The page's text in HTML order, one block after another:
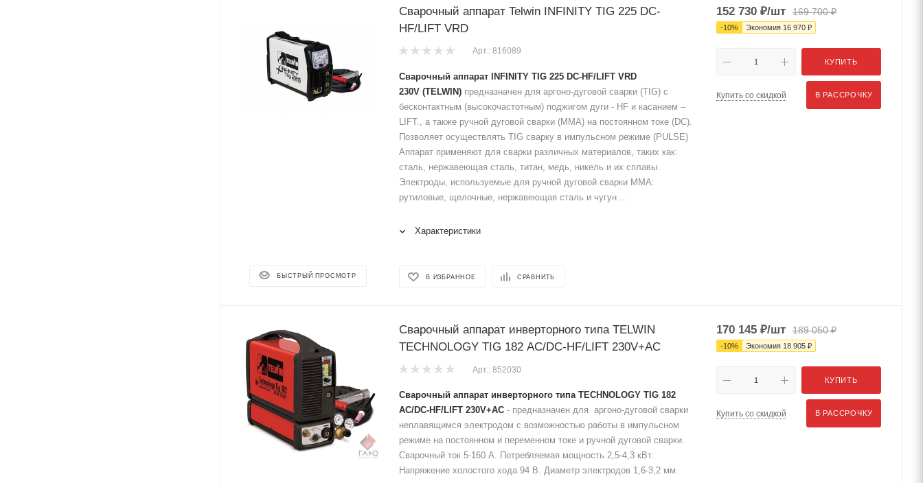
БЫСТРЫЙ ПРОСМОТР
Сварочный аппарат Telwin INFINITY TIG 225 DC-
HF/LIFT VRD
Арт.: 816089
Сварочный аппарат INFINITY TIG 225 DC-HF/LIFT VRD
230V (TELWIN) предназначен для аргоно-дуговой сварки (TIG) с
бесконтактным (высокочастотным) поджигом дуги - HF и касанием –
LIFT., а также ручной дуговой сварки (MMA) на постоянном токе (DC).
Позволяет осуществлять TIG сварку в импульсном режиме (PULSE)
Аппарат применяют для сварки различных материалов, таких как:
сталь, нержавеющая сталь, титан, медь, никель и их сплавы.
Электроды, используемые для ручной дуговой сварки MMA:
рутиловые, щелочные, нержавеющая сталь и чугун ...
Характеристики
В ИЗБРАННОЕ СРАВНИТЬ
152 730 ₽/шт 169 700₽
-10% Экономия 16 970 ₽
КУПИТЬ
Купить со скидкой В РАССРОЧКУ
Сварочный аппарат инверторного типа TELWIN
TECHNOLOGY TIG 182 AC/DC-HF/LIFT 230V+AC
Арт.: 852030
Сварочный аппарат инверторного типа TECHNOLOGY TIG 182
AC/DC-HF/LIFT 230V+AC - предназначен для аргоно-дуговой сварки
неплавящимся электродом с возможностью работы в импульсном
режиме на постоянном и переменном токе и ручной дуговой сварки.
Сварочный ток 5-160 А. Потребляемая мощность 2,5-4,3 кВт.
Напряжение холостого хода 94 В. Диаметр электродов 1,6-3,2 мм.
170 145 ₽/шт 189 050₽
-10% Экономия 18 905 ₽
КУПИТЬ
Купить со скидкой В РАССРОЧКУ